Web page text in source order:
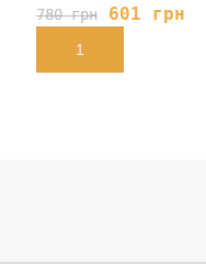
780грн 601 грн
В КОРЗИНУ